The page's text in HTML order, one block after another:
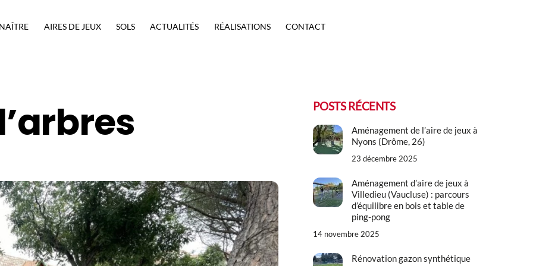
AIRES DE JEUX SOLS ACTUALITÉS RÉALISATIONS CONTACT
POSTS RÉCENTS
Aménagement de l’aire de jeux à
Nyons (Drôme, 26)
23 décembre 2025
Aménagement d’aire de jeux à
Villedieu (Vaucluse) : parcours
d’équilibre en bois et table de
ping-pong
14 novembre 2025
Rénovation gazon synthétique